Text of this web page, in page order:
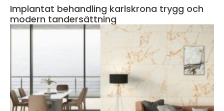
Implantat behandling karlskrona trygg och
modern tandersättning